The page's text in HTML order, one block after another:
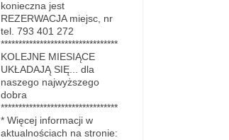
konieczna jest
REZERWACJA miejsc, nr
tel. 793 401 272
*********************************
KOLEJNE MIESIĄCE
UKŁADAJĄ SIĘ... dla
naszego najwyższego
dobra
*********************************
* Więcej informacji w
aktualnościach na stronie: